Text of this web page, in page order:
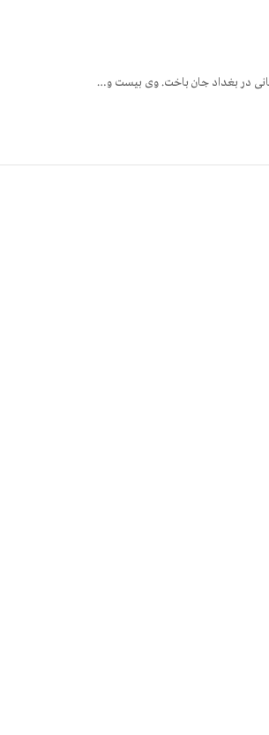
در بغداد جان باخت. وی بیست و…